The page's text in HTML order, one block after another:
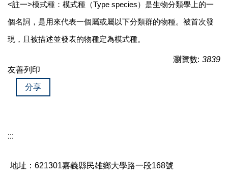
<註一>模式種：模式種（Type species）是生物分類學上的一
個名詞，是用來代表一個屬或屬以下分類群的物種。被首次發
現，且被描述並發表的物種定為模式種。
瀏覽數: 3839
友善列印
分享
:::
地址：621301嘉義縣民雄鄉大學路一段168號